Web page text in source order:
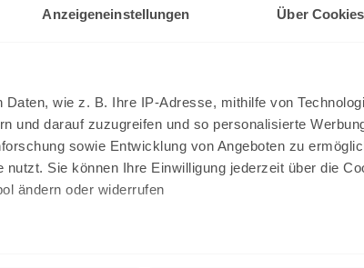
Anzeigeneinstellungen Über Cookies
Daten, wie z. B. Ihre IP-Adresse, mithilfe von
und darauf zuzugreifen und so personalisierte
sowie Entwicklung von Angeboten zu
Sie können Ihre Einwilligung jederzeit über die
ändern oder widerrufen